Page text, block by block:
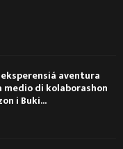
aventura
di kolaborashon
i Buki...